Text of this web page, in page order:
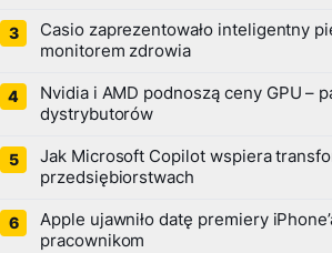
Casio zaprezentowało inteligentny
monitorem zdrowia
Nvidia i AMD podnoszą ceny GPU –
dystrybutorów
Jak Microsoft Copilot wspiera
przedsiębiorstwach
Apple ujawniło datę premiery
pracownikom